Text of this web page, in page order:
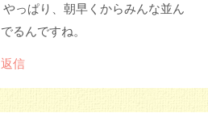
やっぱり、朝早くからみんな並ん
でるんですね。
返信